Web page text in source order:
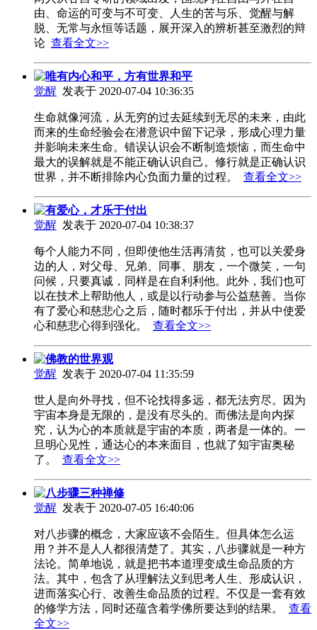
由、命运的可变与不可变、人生的苦与乐、觉醒与解
脱、无常与永恒等话题，展开深入的辨析甚至激烈的辩
论 查看全文>>
唯有内心和平，方有世界和平
觉醒 发表于 2020-07-04 10:36:35
生命就像河流，从无穷的过去延续到无尽的未来，由此
而来的生命经验会在潜意识中留下记录，形成心理力量
并影响未来生命。错误认识会不断制造烦恼，而生命中
最大的误解就是不能正确认识自己。修行就是正确认识
世界，并不断排除内心负面力量的过程。 查看全文>>
有爱心，才乐于付出
觉醒 发表于 2020-07-04 10:38:37
每个人能力不同，但即使他生活再清贫，也可以关爱身
边的人，对父母、兄弟、同事、朋友，一个微笑，一句
问候，只要真诚，同样是在自利利他。此外，我们也可
以在技术上帮助他人，或是以行动参与公益慈善。当你
有了爱心和慈悲心之后，随时都乐于付出，并从中使爱
心和慈悲心得到强化。 查看全文>>
佛教的世界观
觉醒 发表于 2020-07-04 11:35:59
世人是向外寻找，但不论找得多远，都无法穷尽。因为
宇宙本身是无限的，是没有尽头的。而佛法是向内探
究，认为心的本质就是宇宙的本质，两者是一体的。一
旦明心见性，通达心的本来面目，也就了知宇宙奥秘
了。 查看全文>>
八步骤三种禅修
觉醒 发表于 2020-07-05 16:40:06
对八步骤的概念，大家应该不会陌生。但具体怎么运
用？并不是人人都很清楚了。其实，八步骤就是一种方
法论。简单地说，就是把书本道理变成生命品质的方
法。其中，包含了从理解法义到思考人生、形成认识，
进而落实心行、改善生命品质的过程。不仅是一套有效
的修学方法，同时还蕴含着学佛所要达到的结果。 查看
全文>>